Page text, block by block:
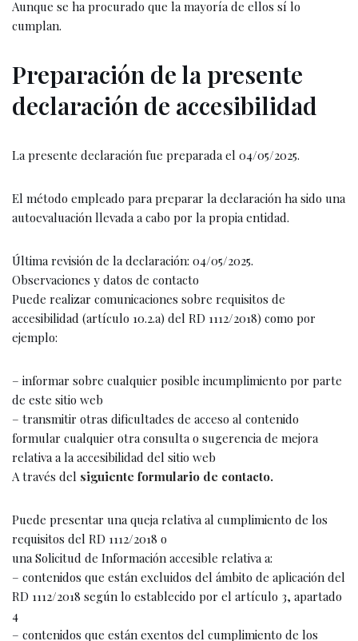
Aunque se ha procurado que la mayoría de ellos sí lo
cumplan.
Preparación de la presente
declaración de accesibilidad
La presente declaración fue preparada el 04/05/2025.
El método empleado para preparar la declaración ha sido una
autoevaluación llevada a cabo por la propia entidad.
Última revisión de la declaración: 04/05/2025.
Observaciones y datos de contacto
Puede realizar comunicaciones sobre requisitos de
accesibilidad (artículo 10.2.a) del RD 1112/2018) como por
ejemplo:
– informar sobre cualquier posible incumplimiento por parte
de este sitio web
– transmitir otras dificultades de acceso al contenido
formular cualquier otra consulta o sugerencia de mejora
relativa a la accesibilidad del sitio web
A través del siguiente formulario de contacto.
Puede presentar una queja relativa al cumplimiento de los
requisitos del RD 1112/2018 o
una Solicitud de Información accesible relativa a:
– contenidos que están excluidos del ámbito de aplicación del
RD 1112/2018 según lo establecido por el artículo 3, apartado
4
– contenidos que están exentos del cumplimiento de los